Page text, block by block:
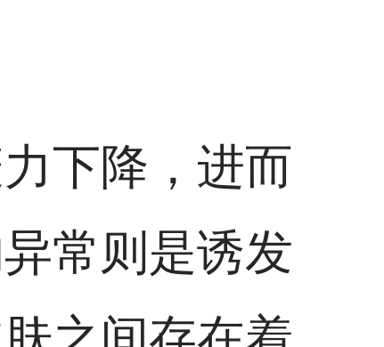
下降，进而
常则是诱发